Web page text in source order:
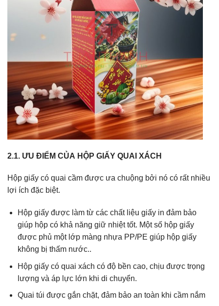
2.1. ƯU ĐIỂM CỦA HỘP GIẤY QUAI XÁCH
Hộp giấy có quai cầm được ưa chuộng bởi nó có rất nhiều
lợi ích đặc biệt.
Hộp giấy được làm từ các chất liệu giấy in đảm bảo
giúp hộp có khả năng giữ nhiệt tốt. Một số hộp giấy
được phủ một lớp màng nhựa PP/PE giúp hộp giấy
không bị thấm nước..
Hộp giấy có quai xách có độ bền cao, chịu được trọng
lượng và áp lực lớn khi di chuyển.
Quai túi được gắn chặt, đảm bảo an toàn khi cầm nắm